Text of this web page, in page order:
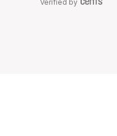
Verified by